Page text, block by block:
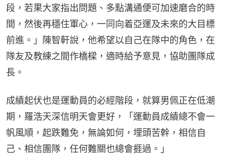
段，若果大家指出問題、多點溝通便可加速磨合的時
間，然後再穩住軍心，一同向着亞運及未來的大目標
前進。」陳智軒說，他希望以自己在隊中的角色，在
隊友及教練之間作橋樑，適時給予意見，協助團隊成
長。
成績起伏也是運動員的必經階段，就算男佩正在低潮
期，羅浩天深信明天會更好，「運動員成績總不會一
帆風順，起跌難免，無論如何，埋頭苦幹，相信自
己、相信團隊，任何難關也總會捱過。」